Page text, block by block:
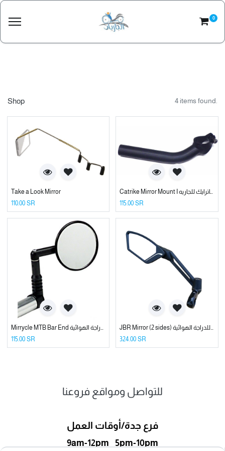
0
Shop 4 items found.
Take a Look Mirror
110.00SR
Catrike Mirror Mount I مرايا كاترايك للجاريه
115.00 SR
Mirrycle MTB Bar End مرايا الدراجة الهوائية
115.00SR
JBR Mirror (2 sides) مرايا للدراجة الهوائية
324.00 SR
للتواصل ومواقع فروعنا
فرع جدة/أوقات العمل
9am-12pm 5pm-10pm